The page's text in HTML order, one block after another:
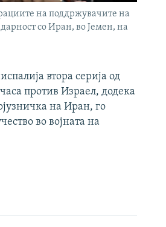
на поддржувачите на
со Иран, во Јемен, на
втора серија од
против Израел, додека
на Иран, го
во војната на